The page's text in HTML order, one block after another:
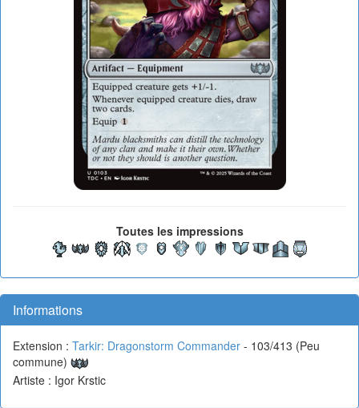
Toutes les impressions
Informations
Extension : Tarkir: Dragonstorm Commander - 103/413 (Peu
commune)
Artiste : Igor Krstic